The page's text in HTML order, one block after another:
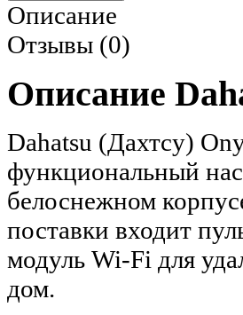
Описание
Отзывы (0)
Описание
Dahatsu (Дахтсу)
функциональный
белоснежном
поставки входит
модуль Wi-Fi для
дом.